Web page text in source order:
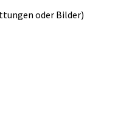
oder Bilder)